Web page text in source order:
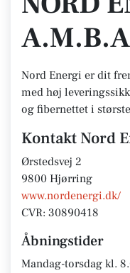
Nord Energi er dit
med høj
og fibernettet i
Kontakt Nord
Ørstedsvej 2
9800 Hjørring
www.nordenergi.dk/
CVR: 30890418
Åbningstider
Mandag-torsdag kl.